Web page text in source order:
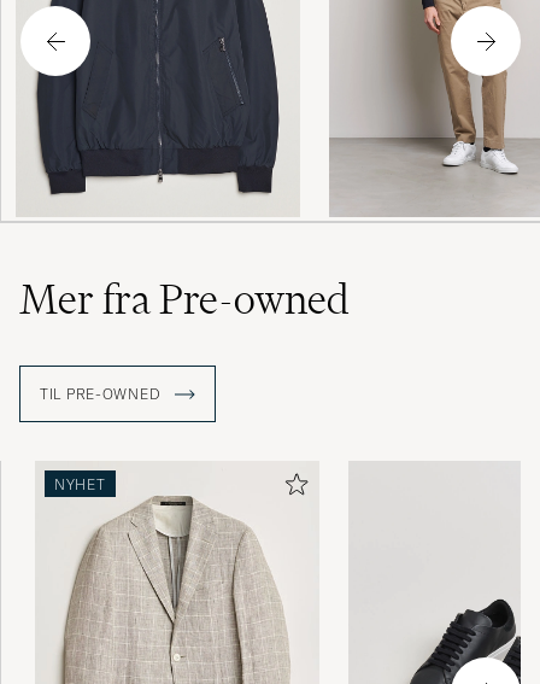
Mer fra Pre-owned
TIL PRE-OWNED
NYHET